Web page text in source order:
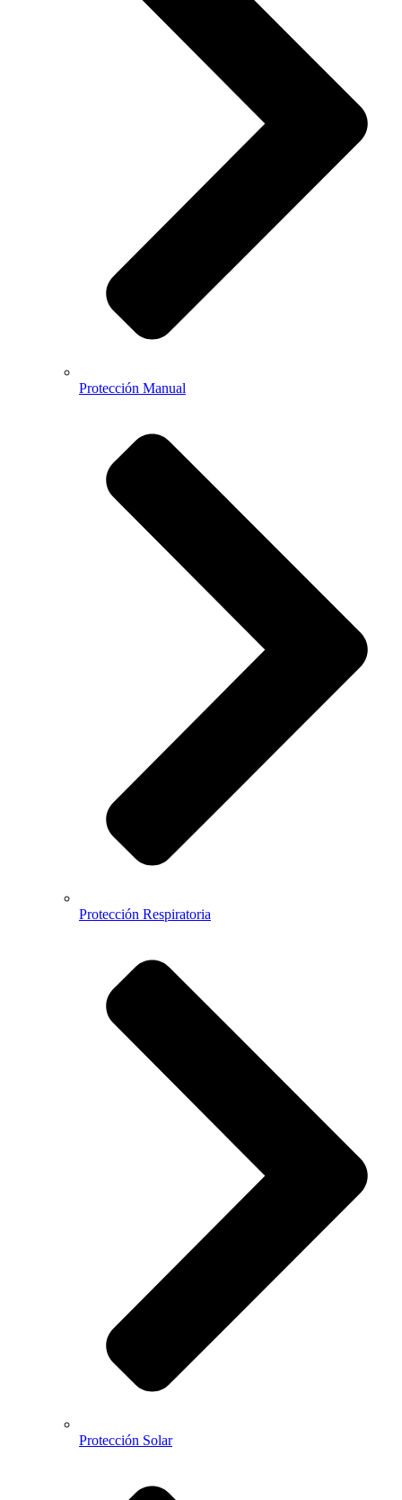
Protección Manual
Protección Respiratoria
Protección Solar